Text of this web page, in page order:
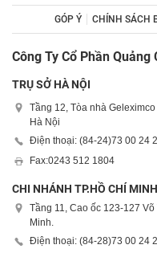
GÓP Ý CHÍNH SÁCH
Công Ty Cổ Phần
TRỤ SỞ HÀ NỘI
Tầng 12, Tòa nhà
Hà Nội
Điện thoại: (84-24)73 00 24
Fax:0243 512 1804
CHI NHÁNH TP.HỒ CHÍ MINH
Tầng 11, Cao ốc 123-127
Minh.
Điện thoại: (84-28)73 00 24